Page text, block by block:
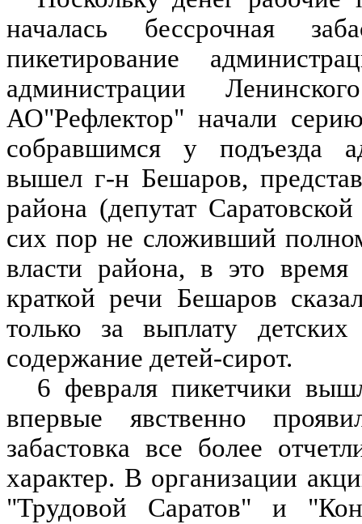
началась бессрочная
пикетирование
администрации
АО"Рефлектор" начали
собравшимся у подъезда
вышел г-н Бешаров,
района (депутат
сих пор не сложивший
власти района, в это
краткой речи Бешаров
только за выплату
содержание детей-сирот.
6 февраля пикетчики
впервые явственно
забастовка все более
характер. В организации
"Трудовой Саратов" и